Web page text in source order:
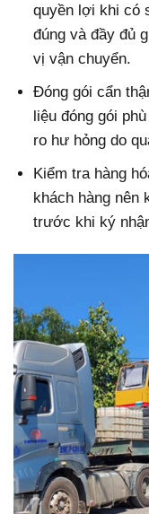
quyền lợi khi có
đúng và đầy đủ
vị vận chuyển.
Đóng gói cẩn
liệu đóng gói
ro hư hỏng do
Kiểm tra hàng
khách hàng nên
trước khi ký